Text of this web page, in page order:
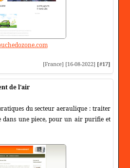
[France] [16-08-2022] [#17]
de l'air
du secteur aeraulique : traiter
une piece, pour un air purifie et